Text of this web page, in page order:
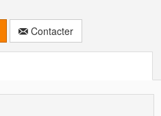
Contacter